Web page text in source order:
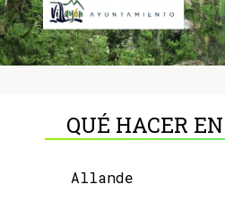
QUÉ HACER
Allande